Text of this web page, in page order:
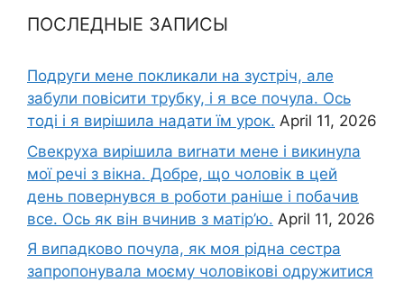
ПОСЛЕДНЫЕ ЗАПИСЫ
Подруги мене покликали на зустріч, але
забули повісити трубку, і я все почула. Ось
тоді і я вирішила надати їм урок. April 11, 2026
Свекруха вирішила виrнати мене і викинула
мої речі з вікна. Добре, що чоловік в цей
день повернувся в роботи раніше і побачив
все. Ось як він вчинив з матір’ю. April 11, 2026
Я випадково почула, як моя рідна сестра
запропонувала моєму чоловікові одружитися